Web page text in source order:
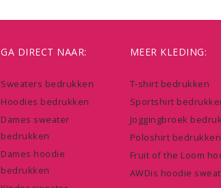
GA DIRECT NAAR:
Sweaters bedrukken
Hoodies bedrukken
Dames sweater
bedrukken
Dames hoodie
bedrukken
MEER KLEDING:
T-shirt bedrukken
Sportshirt
Joggingbroek
Poloshirt bedrukken
Fruit of the Loom
AWDis hoodie